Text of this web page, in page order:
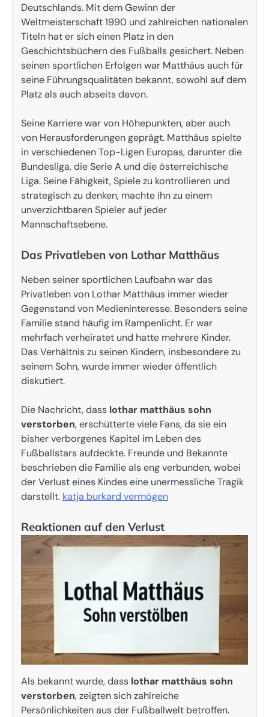
Deutschlands. Mit dem Gewinn der
Weltmeisterschaft 1990 und zahlreichen nationalen
Titeln hat er sich einen Platz in den
Geschichtsbüchern des Fußballs gesichert. Neben
seinen sportlichen Erfolgen war Matthäus auch für
seine Führungsqualitäten bekannt, sowohl auf dem
Platz als auch abseits davon.
Seine Karriere war von Höhepunkten, aber auch
von Herausforderungen geprägt. Matthäus spielte
in verschiedenen Top-Ligen Europas, darunter die
Bundesliga, die Serie A und die österreichische
Liga. Seine Fähigkeit, Spiele zu kontrollieren und
strategisch zu denken, machte ihn zu einem
unverzichtbaren Spieler auf jeder
Mannschaftsebene.
Das Privatleben von Lothar Matthäus
Neben seiner sportlichen Laufbahn war das
Privatleben von Lothar Matthäus immer wieder
Gegenstand von Medieninteresse. Besonders seine
Familie stand häufig im Rampenlicht. Er war
mehrfach verheiratet und hatte mehrere Kinder.
Das Verhältnis zu seinen Kindern, insbesondere zu
seinem Sohn, wurde immer wieder öffentlich
diskutiert.
Die Nachricht, dass lothar matthäus sohn
verstorben, erschütterte viele Fans, da sie ein
bisher verborgenes Kapitel im Leben des
Fußballstars aufdeckte. Freunde und Bekannte
beschrieben die Familie als eng verbunden, wobei
der Verlust eines Kindes eine unermessliche Tragik
darstellt. katja burkard vermögen
Reaktionen auf den Verlust
Als bekannt wurde, dass lothar matthäus sohn
verstorben, zeigten sich zahlreiche
Persönlichkeiten aus der Fußballwelt betroffen.